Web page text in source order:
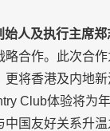
始人及执行主席郑
合作。此次合
将香港及内地
Club体验将为
中国友好关系升